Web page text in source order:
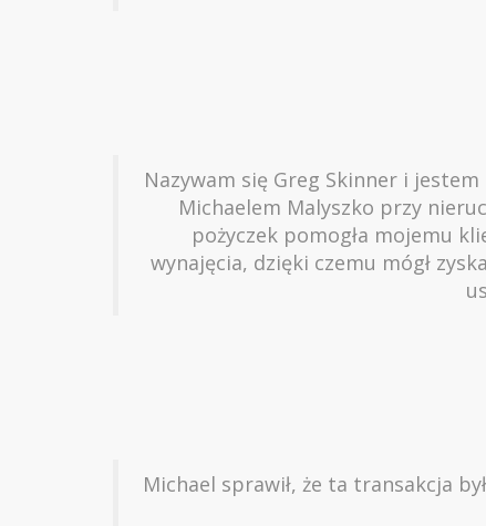
Nazywam się Greg Skinner i
Michaelem Malyszko przy
pożyczek pomogła mojemu
wynajęcia, dzięki czemu mógł
Michael sprawił, że ta transakcja